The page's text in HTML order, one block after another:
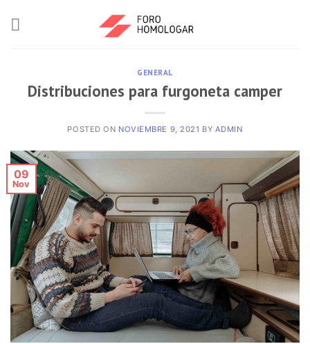
GENERAL
Distribuciones para furgoneta camper
POSTED ON NOVIEMBRE 9, 2021 BY ADMIN
09
Nov